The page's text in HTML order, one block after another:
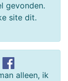
gevonden.
site dit.
alleen, ik